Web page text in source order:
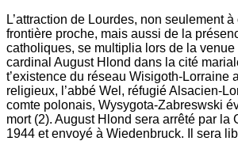
L’attraction de Lourdes, non seulement
frontière proche, mais aussi de la
catholiques, se multiplia lors de la venue
cardinal August Hlond dans la cité
t’existence du réseau Wisigoth-Lorraine
religieux, l’abbé Wel, réfugié Alsacien-
comte polonais, Wysygota-Zabreswski
mort (2). August Hlond sera arrêté par la
1944 et envoyé à Wiedenbruck. Il sera